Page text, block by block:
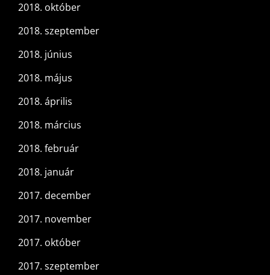
2018. október
2018. szeptember
2018. június
2018. május
2018. április
2018. március
2018. február
2018. január
2017. december
2017. november
2017. október
2017. szeptember